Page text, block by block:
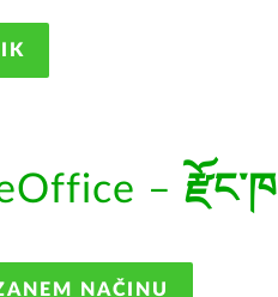
– རྫོང་ཁ
NAČINU